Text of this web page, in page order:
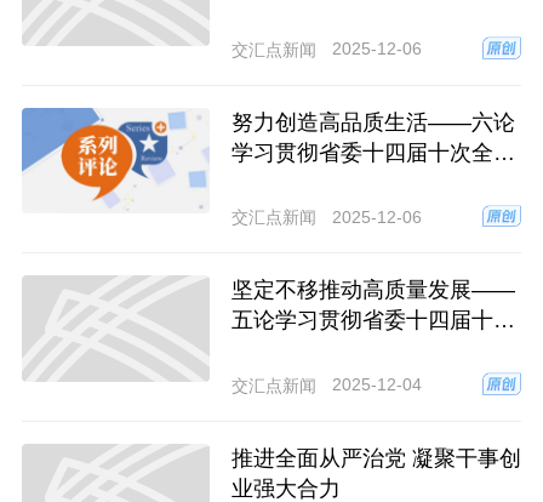
交汇点新闻 2025-12-06
努力创造高品质生活——六论
学习贯彻省委十四届十次全会
交汇点新闻 2025-12-06
坚定不移推动高质量发展——
五论学习贯彻省委十四届十次
交汇点新闻 2025-12-04
推进全面从严治党 凝聚干事创
业强大合力